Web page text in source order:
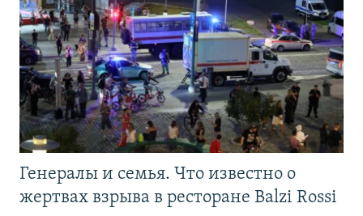
Генералы и семья. Что известно о
жертвах взрыва в ресторане Balzi Rossi